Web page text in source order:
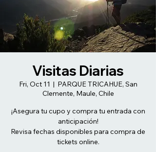
Visitas Diarias
Fri, Oct 11
  |
PARQUE TRICAHUE, San
Clemente, Maule, Chile
¡Asegura tu cupo y compra tu entrada con
anticipación!
Revisa fechas disponibles para compra de
tickets online.